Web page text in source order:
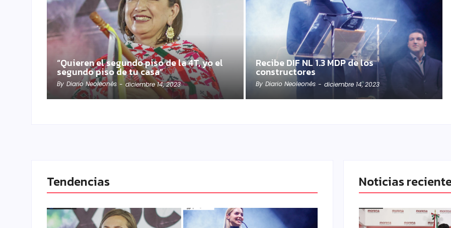
“Quieren el segundo piso de la 4T, yo el
segundo piso de tu casa”
By Diario Neoleonés - diciembre 14, 2023
Recibe DIF NL 1.3 MDP de los
constructores
By Diario Neoleonés - diciembre 14, 2023
Tendencias Noticias